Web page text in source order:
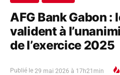
AFG Bank Gabon
valident à
de l’exercice 2025
Publié le 29 mai 2026 à 17h21min